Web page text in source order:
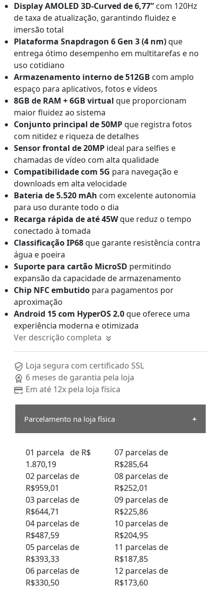
Display AMOLED 3D-Curved de 6,77” com 120Hz
de taxa de atualização, garantindo fluidez e
imersão total
Plataforma Snapdragon 6 Gen 3 (4 nm)que
entrega ótimo desempenho em multitarefas e no
uso cotidiano
Armazenamento interno de 512GB com amplo
espaço para aplicativos, fotos e vídeos
8GB de RAM + 6GB virtual que proporcionam
maior fluidez ao sistema
Conjunto principal de 50MPque registra fotos
com nitidez e riqueza de detalhes
Sensor frontal de 20MP ideal para selfies e
chamadas de vídeo com alta qualidade
Compatibilidade com 5G para navegação e
downloads em alta velocidade
Bateria de 5.520 mAh com excelente autonomia
para uso durante todo o dia
Recarga rápida de até 45Wque reduz o tempo
conectado à tomada
Classificação IP68que garante resistência contra
água e poeira
Suporte para cartão MicroSD permitindo
expansão da capacidade de armazenamento
Chip NFC embutido para pagamentos por
aproximação
Android 15 com HyperOS 2.0que oferece uma
experiência moderna e otimizada
Ver descrição completa
Loja segura com certificado SSL
6 meses de garantia pela loja
Em até 12x pela loja física
Parcelamento na loja física
01 parcela de R$
1.870,19
02 parcelas de
R$959,01
03 parcelas de
R$644,71
04 parcelas de
R$487,59
05 parcelas de
R$393,33
06 parcelas de
R$330,50
07 parcelas de
R$285,64
08 parcelas de
R$252,01
09 parcelas de
R$225,86
10 parcelas de
R$204,95
11 parcelas de
R$187,85
12 parcelas de
R$173,60